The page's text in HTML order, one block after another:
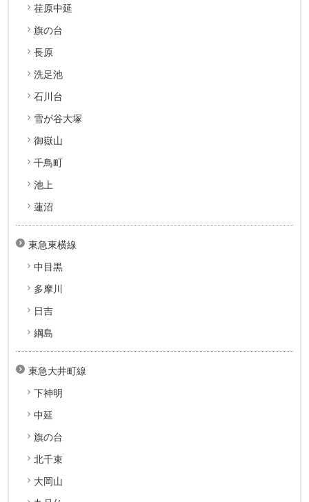
荏原中延
旗の台
長原
洗足池
石川台
雪が谷大塚
御嶽山
千鳥町
池上
蓮沼
東急東横線
中目黒
多摩川
日吉
綱島
東急大井町線
下神明
中延
旗の台
北千束
大岡山